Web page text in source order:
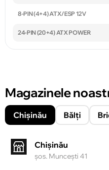
8-PIN (4+4) ATX/ESP 12V
24-PIN (20+4) ATX POWER
Magazinele
Chișinău Bălți
Chișinău
şos. Munceşti 41